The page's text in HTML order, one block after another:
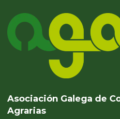
Asociación Galega de
Agrarias